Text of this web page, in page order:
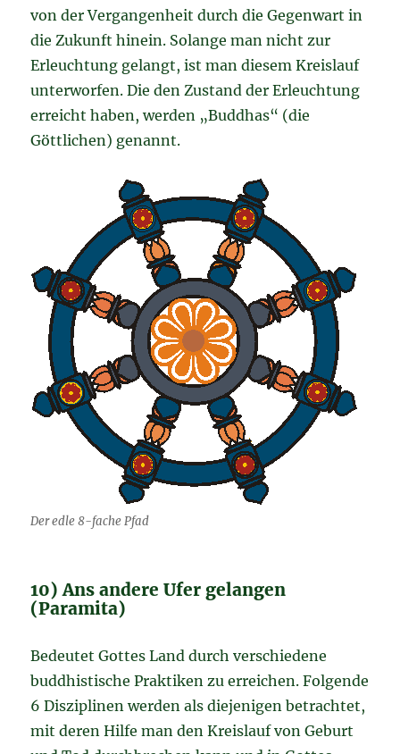
von der Vergangenheit durch die Gegenwart in
die Zukunft hinein. Solange man nicht zur
Erleuchtung gelangt, ist man diesem Kreislauf
unterworfen. Die den Zustand der Erleuchtung
erreicht haben, werden „Buddhas“ (die
Göttlichen) genannt.
Der edle 8-fache Pfad
10) Ans andere Ufer gelangen
(Paramita)
Bedeutet Gottes Land durch verschiedene
buddhistische Praktiken zu erreichen. Folgende
6 Disziplinen werden als diejenigen betrachtet,
mit deren Hilfe man den Kreislauf von Geburt